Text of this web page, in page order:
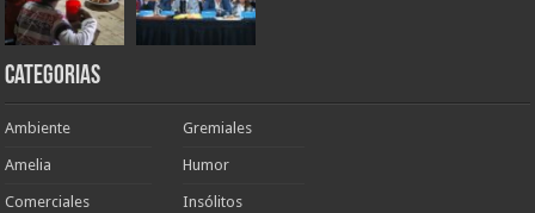
Categorias
Ambiente
Amelia
Comerciales
Gremiales
Humor
Insólitos